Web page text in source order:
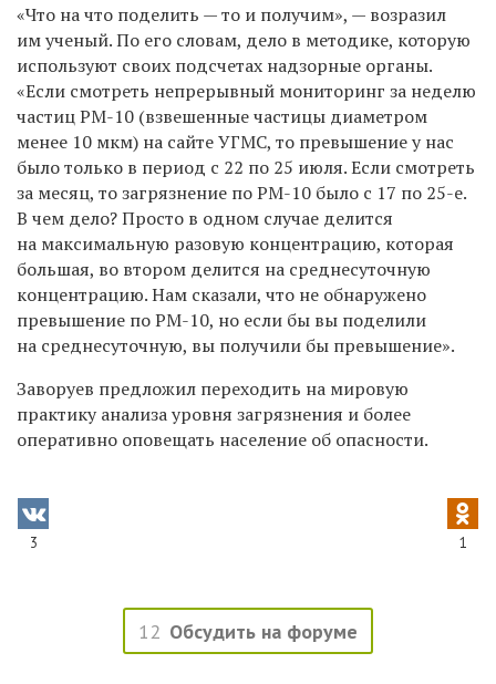
«Что на что поделить — то и получим», — возразил
им ученый. По его словам, дело в методике, которую
используют своих подсчетах надзорные органы.
«Если смотреть непрерывный мониторинг за неделю
частиц PM-10 (взвешенные частицы диаметром
менее 10 мкм) на сайте УГМС, то превышение у нас
было только в период с 22 по 25 июля. Если смотреть
за месяц, то загрязнение по PM-10 было с 17 по 25-е.
В чем дело? Просто в одном случае делится
на максимальную разовую концентрацию, которая
большая, во втором делится на среднесуточную
концентрацию. Нам сказали, что не обнаружено
превышение по PM-10, но если бы вы поделили
на среднесуточную, вы получили бы превышение».
Заворуев предложил переходить на мировую
практику анализа уровня загрязнения и более
оперативно оповещать население об опасности.
3 1
12 Обсудить на форуме